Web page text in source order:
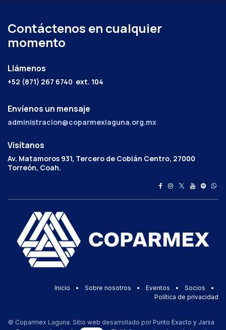
Contáctenos en cualquier
momento
Llámenos
+52 (871) 267 6740 ext. 104
Envíenos un mensaje
administracion@coparmexlaguna.org.mx
Visítanos
Av. Matamoros 931, Tercero de Cobián Centro, 27000
Torreón, Coah.
Inicio • Sobre nosotros • Eventos • Socios
•
Política de privacidad
© Coparmex Laguna. Sitio web desarrollado por Punto Exacto y Jarsa